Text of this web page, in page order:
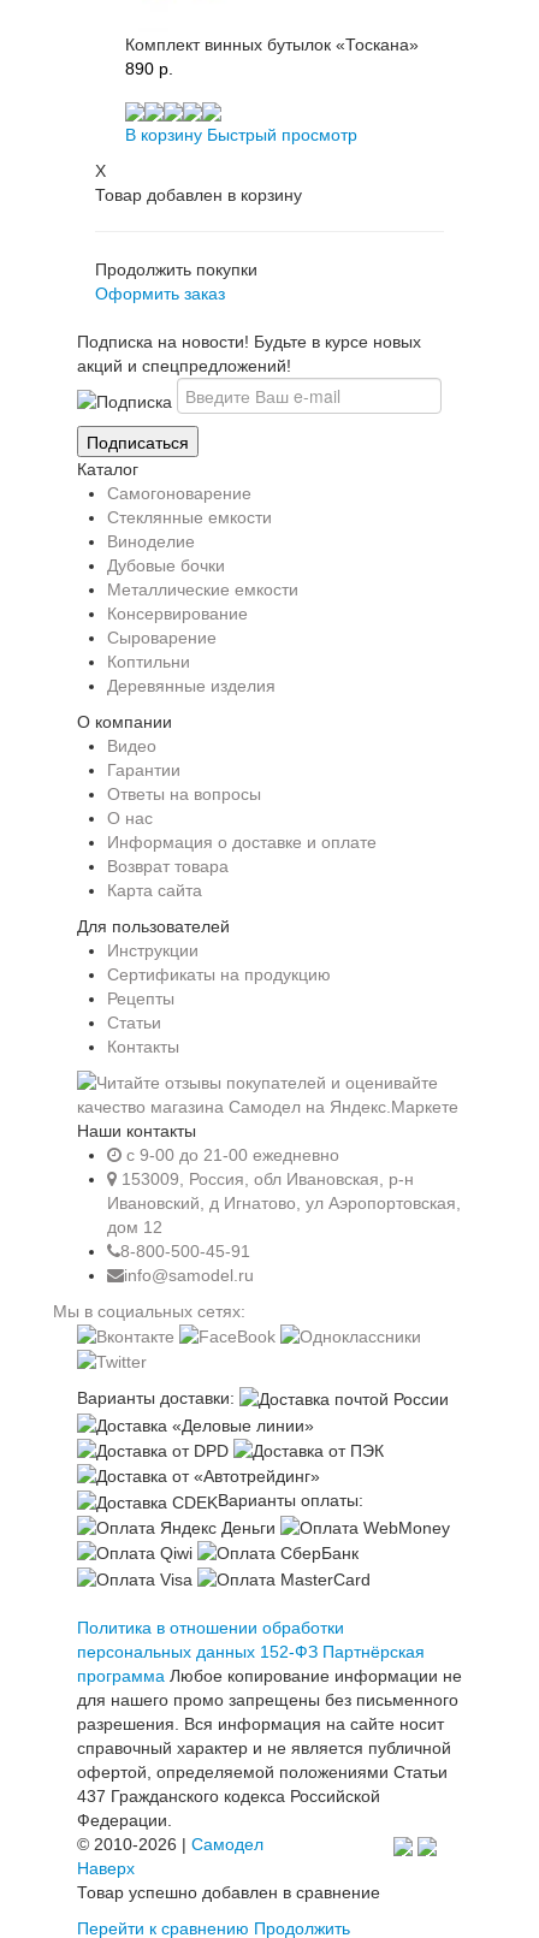
Комплект винных бутылок «Тоскана»
890 p.
В корзину Быстрый просмотр
X
Товар добавлен в корзину
Продолжить покупки
Оформить заказ
Подписка на новости! Будьте в курсе новых
акций и спецпредложений!
Каталог
Самогоноварение
Стеклянные емкости
Виноделие
Дубовые бочки
Металлические емкости
Консервирование
Сыроварение
Коптильни
Деревянные изделия
О компании
Видео
Гарантии
Ответы на вопросы
О нас
Информация о доставке и оплате
Возврат товара
Карта сайта
Для пользователей
Инструкции
Сертификаты на продукцию
Рецепты
Статьи
Контакты
Наши контакты
c 9-00 до 21-00 ежедневно
153009, Россия, обл Ивановская, р-н
Ивановский, д Игнатово, ул Аэропортовская,
дом 12
8-800-500-45-91
info@samodel.ru
Мы в социальных сетях:
Варианты доставки:
Варианты оплаты:
Политика в отношении обработки
персональных данных 152-ФЗ Партнёрская
программа Любое копирование информации не
для нашего промо запрещены без письменного
разрешения. Вся информация на сайте носит
справочный характер и не является публичной
офертой, определяемой положениями Статьи
437 Гражданского кодекса Российской
Федерации.
© 2010-2026 | Самодел
Наверх
Товар успешно добавлен в сравнение
Перейти к сравнению Продолжить